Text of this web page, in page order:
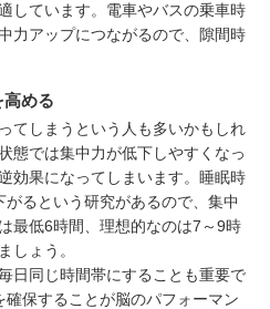
しています。電車やバスの乗車時
力アップにつながるので、隙間時
める
てしまうという人も多いかもしれ
態では集中力が低下しやすくなっ
効果になってしまいます。睡眠時
るという研究があるので、集中
最低6時間、理想的なのは7～9時
しょう。
日同じ時間帯にすることも重要で
保することが脳のパフォーマン